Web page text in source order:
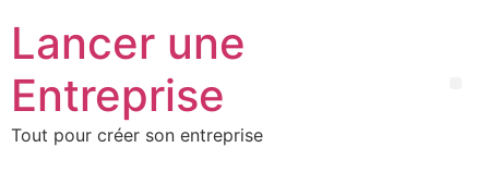
Lancer une
Entreprise
Tout pour créer son entreprise